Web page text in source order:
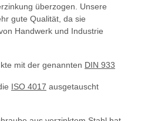
überzogen. Unsere
gute Qualität, da sie
Handwerk und Industrie
mit der genannten DIN 933
ISO 4017 ausgetauscht